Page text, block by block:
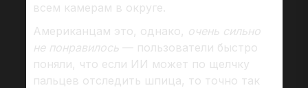
всем камерам в округе.
Американцам это, однако, очень сильно
не понравилось— пользователи быстро
поняли, что если ИИ может по щелчку
пальцев отследить шпица, то точно так